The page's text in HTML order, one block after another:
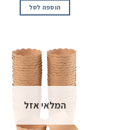
הוספה לסל
המלאי אזל